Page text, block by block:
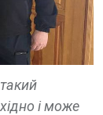
і може